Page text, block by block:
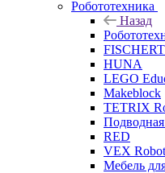
Робототехника
Назад
HUNA
LEGO
Makeblock
TETRIX
RED
VEX
Мебель